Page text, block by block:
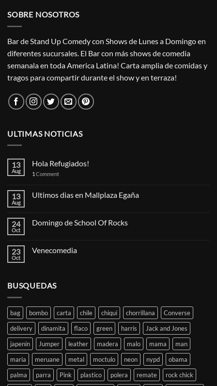
SOBRE NOSOTROS
Bar de Stand Up Comedy con Shows de Lunes a Domingo en
diferentes sucursales. El Bar con más shows de comedia
semanala en toda America Latina! Carta amplia de comidas y
tragos para compartir durante el show y en terraza!
ULTIMAS NOTICIAS
13
Aug
Hola Refugiados!
1Comment
13
Aug
Ultimos dias en Mallplaza Egaña
24
Oct
Domingo de School Of Rocks
23
Oct
Venecomedia
BUSQUEDAS
bag bombo carta chile chiqui chorrillana
Converse
delivery
dinamita flaco green harris
Jack and Jones
japenin
Jumper leather madera malo mama
man
maria
meruane metal moctulo neon nypd
obama
palma
parra Pink plastico polera remate rock chick